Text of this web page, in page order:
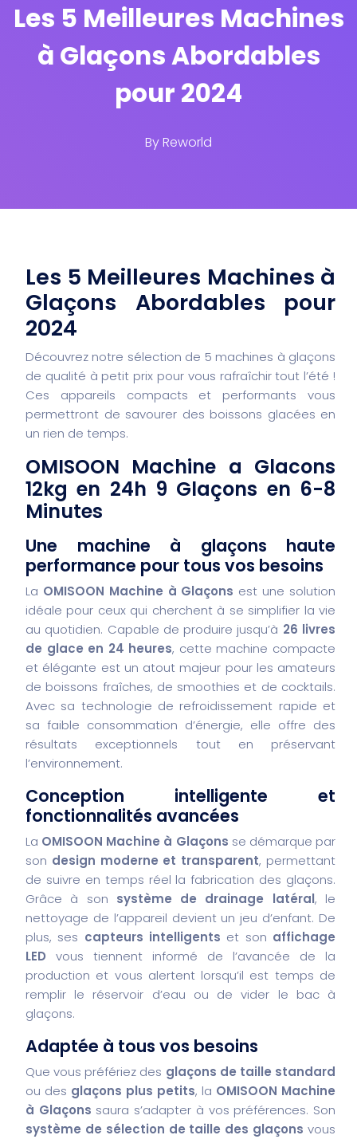
Les 5 Meilleures Machines
à Glaçons Abordables
pour 2024
ByReworld
Les 5 Meilleures Machines à
Glaçons Abordables pour
2024
Découvrez notre sélection de 5 machines à glaçons
de qualité à petit prix pour vous rafraîchir tout l’été !
Ces appareils compacts et performants vous
permettront de savourer des boissons glacées en
un rien de temps.
OMISOON Machine a Glacons
12kg en 24h 9 Glaçons en 6-8
Minutes
Une machine à glaçons haute
performance pour tous vos besoins
La OMISOON Machine à Glaçons est une solution
idéale pour ceux qui cherchent à se simplifier la vie
au quotidien. Capable de produire jusqu’à 26 livres
de glace en 24 heures, cette machine compacte
et élégante est un atout majeur pour les amateurs
de boissons fraîches, de smoothies et de cocktails.
Avec sa technologie de refroidissement rapide et
sa faible consommation d’énergie, elle offre des
résultats exceptionnels tout en préservant
l’environnement.
Conception intelligente et
fonctionnalités avancées
La OMISOON Machine à Glaçons se démarque par
son design moderne et transparent, permettant
de suivre en temps réel la fabrication des glaçons.
Grâce à son système de drainage latéral, le
nettoyage de l’appareil devient un jeu d’enfant. De
plus, ses capteurs intelligents et son affichage
LED vous tiennent informé de l’avancée de la
production et vous alertent lorsqu’il est temps de
remplir le réservoir d’eau ou de vider le bac à
glaçons.
Adaptée à tous vos besoins
Que vous préfériez des glaçons de taille standard
ou des glaçons plus petits, la OMISOON Machine
à Glaçons saura s’adapter à vos préférences. Son
système de sélection de taille des glaçons vous